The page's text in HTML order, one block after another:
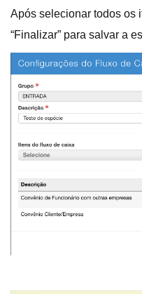
Após selecionar todos os
“Finalizar” para salvar a